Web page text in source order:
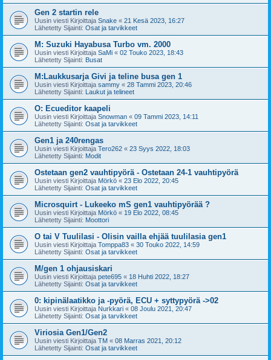
Gen 2 startin rele
Uusin viesti Kirjoittaja Snake « 21 Kesä 2023, 16:27
Lähetetty Sijainti: Osat ja tarvikkeet
M: Suzuki Hayabusa Turbo vm. 2000
Uusin viesti Kirjoittaja SaMi « 02 Touko 2023, 18:43
Lähetetty Sijainti: Busat
M:Laukkusarja Givi ja teline busa gen 1
Uusin viesti Kirjoittaja sammy « 28 Tammi 2023, 20:46
Lähetetty Sijainti: Laukut ja telineet
O: Ecueditor kaapeli
Uusin viesti Kirjoittaja Snowman « 09 Tammi 2023, 14:11
Lähetetty Sijainti: Osat ja tarvikkeet
Gen1 ja 240rengas
Uusin viesti Kirjoittaja Tero262 « 23 Syys 2022, 18:03
Lähetetty Sijainti: Modit
Ostetaan gen2 vauhtipyörä - Ostetaan 24-1 vauhtipyörä
Uusin viesti Kirjoittaja Mörkö « 23 Elo 2022, 20:45
Lähetetty Sijainti: Osat ja tarvikkeet
Microsquirt - Lukeeko mS gen1 vauhtipyörää ?
Uusin viesti Kirjoittaja Mörkö « 19 Elo 2022, 08:45
Lähetetty Sijainti: Moottori
O tai V Tuulilasi - Olisin vailla ehjää tuulilasia gen1
Uusin viesti Kirjoittaja Tomppa83 « 30 Touko 2022, 14:59
Lähetetty Sijainti: Osat ja tarvikkeet
M/gen 1 ohjausiskari
Uusin viesti Kirjoittaja pete695 « 18 Huhti 2022, 18:27
Lähetetty Sijainti: Osat ja tarvikkeet
0: kipinälaatikko ja -pyörä, ECU + syttypyörä ->02
Uusin viesti Kirjoittaja Nurkkari « 08 Joulu 2021, 20:47
Lähetetty Sijainti: Osat ja tarvikkeet
Viriosia Gen1/Gen2
Uusin viesti Kirjoittaja TM « 08 Marras 2021, 20:12
Lähetetty Sijainti: Osat ja tarvikkeet